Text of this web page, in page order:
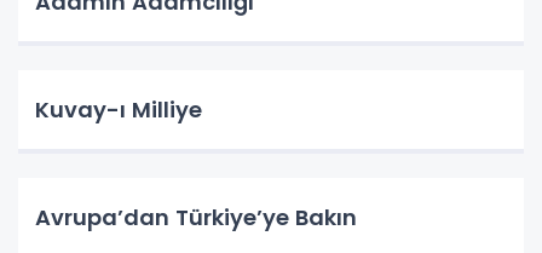
Kuvay-ı Milliye
Avrupa’dan Türkiye’ye Bakın